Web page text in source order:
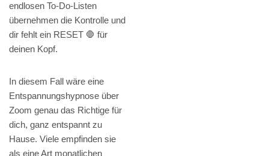
endlosen To-Do-Listen
übernehmen die Kontrolle und
dir fehlt ein RESET 🛑 für
deinen Kopf.
In diesem Fall wäre eine
Entspannungshypnose über
Zoom genau das Richtige für
dich, ganz entspannt zu
Hause. Viele empfinden sie
als eine Art monatlichen